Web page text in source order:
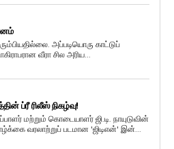
அப்படியொரு காட்டுப்
வீரா சில அரிய...
ப்ரீ ரிலீஸ் நிகழ்வு!
மற்றும் கொடையாளர் ஜி.டி. நாயுடுவின்
வரலாற்றுப் படமான 'ஜிடிஎன்' இன்...